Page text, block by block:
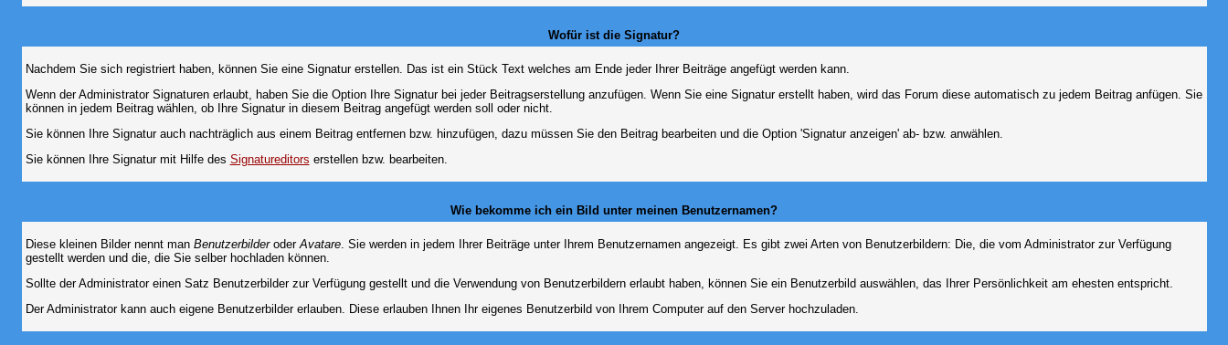
Wofür ist die Signatur?
Nachdem Sie sich registriert haben, können Sie eine Signatur erstellen. Das ist ein Stück Text welches am Ende jeder Ihrer Beiträge angefügt werden kann.
Wenn der Administrator Signaturen erlaubt, haben Sie die Option Ihre Signatur bei jeder Beitragserstellung anzufügen. Wenn Sie eine Signatur erstellt haben, wird das Forum diese automatisch zu jedem Beitrag anfügen. Sie
können in jedem Beitrag wählen, ob Ihre Signatur in diesem Beitrag angefügt werden soll oder nicht.
Sie können Ihre Signatur auch nachträglich aus einem Beitrag entfernen bzw. hinzufügen, dazu müssen Sie den Beitrag bearbeiten und die Option 'Signatur anzeigen' ab- bzw. anwählen.
Sie können Ihre Signatur mit Hilfe des Signatureditors erstellen bzw. bearbeiten.
Wie bekomme ich ein Bild unter meinen Benutzernamen?
Diese kleinen Bilder nennt man BenutzerbilderoderAvatare. Sie werden in jedem Ihrer Beiträge unter Ihrem Benutzernamen angezeigt. Es gibt zwei Arten von Benutzerbildern: Die, die vom Administrator zur Verfügung
gestellt werden und die, die Sie selber hochladen können.
Sollte der Administrator einen Satz Benutzerbilder zur Verfügung gestellt und die Verwendung von Benutzerbildern erlaubt haben, können Sie ein Benutzerbild auswählen, das Ihrer Persönlichkeit am ehesten entspricht.
Der Administrator kann auch eigene Benutzerbilder erlauben. Diese erlauben Ihnen Ihr eigenes Benutzerbild von Ihrem Computer auf den Server hochzuladen.